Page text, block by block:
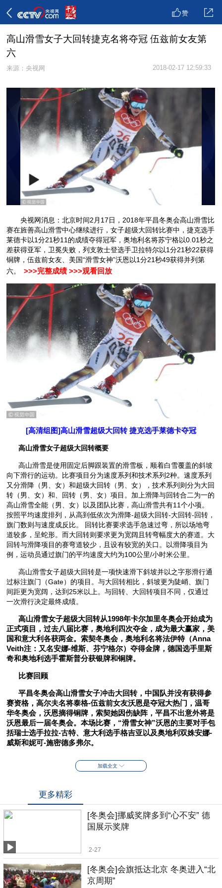
赞
高山滑雪女子大回转捷克名将夺冠 伍兹前女友第
六
来源：央视网 2018-02-17 12:59:33
央视网消息：北京时间2月17日，2018年平昌冬奥会高山滑雪比
赛在旌善高山滑雪中心继续进行，女子超级大回转比赛中，捷克选手
莱德卡以1分21秒11的成绩夺得冠军，奥地利名将苏宁格以0.01秒之
差获得亚军，卫冕失败，列支敦士登选手卫拉特尔以1分21秒22获得
铜牌，伍兹前女友、美国“滑雪女神”沃恩以1分21秒49获得并列第
六。
>>>完整成绩 >>>观看回放
[高清组图]高山滑雪超级大回转 捷克选手莱德卡夺冠
高山滑雪女子超级大回转概要
高山滑雪是使用固定后脚跟装置的滑雪板，顺着白雪覆盖的斜坡
向下滑行的运动。比赛项目分为速度系列和技术系列2种。速度系列
又分滑降（男、女）和超级大回转（男、女），技术系列则分为大回
转（男、女）和、回转（男、女）项目。加上滑降与回转合二为一的
高山滑雪全能（男、女）以及团队比赛，高山滑雪共有11个小项。
按照平均速度排列，从高到低依次为滑降-超级大回转-大回转-回转，
旗门数则与速度成反比。 回转比赛要求选手急速过弯，所以场地弯
道较多，呈蛇形。而大回转则要求更为宽阔且转弯幅度大的赛道。大
回转与滑降项目的赛弯道较少，且设有较宽的关口。以滑降项目为
例，运动员通过旗门的平均速度大约为100公里/小时米公里。
高山滑雪女子超级大回转是一项快速滑下斜坡并以之字形滑行通
过标注旗门（Gate）的项目。与大回转相比，斜坡更为陡峭、旗门
间距更为宽阔，达到25米以上。与回转、大回转项目不同，仅通过
一次滑行决定最终成绩。
高山滑雪女子超级大回转从1998年卡尔加里冬奥会开始成为
正式项目，过去八届比赛，奥地利四次夺金，成为最大赢家，美
国和意大利各获两金。索契冬奥会，奥地利名将法伊特（Anna
Veith注：又名安娜-维斯、芬宁格尔）夺得金牌，德国选手里斯
奇和奥地利选手霍斯普分获银牌和铜牌。
比赛回顾
平昌冬奥会高山滑雪女子冲击大回转，中国队并没有获得参
赛资格，高尔夫名将泰格-伍兹前女友沃恩是夺冠大热门，温哥
华冬奥会，沃恩摘得铜牌，索契她因伤缺阵，平昌不出意外将是
沃恩最后一届冬奥会。本场比赛，“滑雪女神”沃恩的主要对手包
括瑞士选手拉拉-古特、意大利选手格吉亚以及奥地利双姝安娜-
威斯和妮可-施密德多弗尔。
加载全文
更多精彩
[冬奥会]挪威奖牌多到“心不安” 德
国展示奖牌
2-27
[冬奥会]会旗抵达北京 冬奥进入“北
京周期”